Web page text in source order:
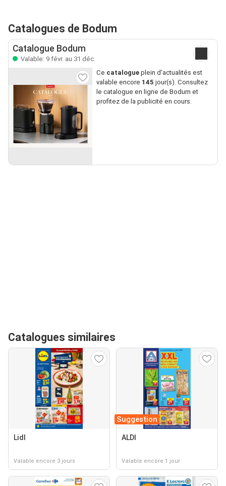
Catalogues de Bodum
Catalogue Bodum
Valable: 9 févr. au 31 déc.
Ce catalogueplein d’actualités est
valable encore 145 jour(s). Consultez
le catalogue en ligne de Bodum et
profitez de la publicité en cours.
Catalogues similaires
Lidl
Valable encore 3 jours
Suggestion
ALDI
Valable encore 1 jour